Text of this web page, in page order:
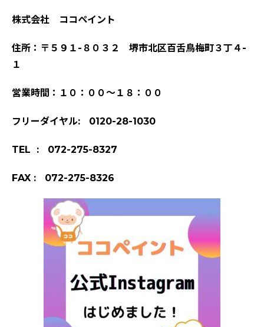
株式会社 ココペイント
住所：〒５９１-８０３２ 堺市北区百舌鳥梅町３丁４-
１
営業時間：１０：００～１８：００
フリーダイヤル: 0120-28-1030
TEL : 072-275-8327
FAX : 072-275-8326